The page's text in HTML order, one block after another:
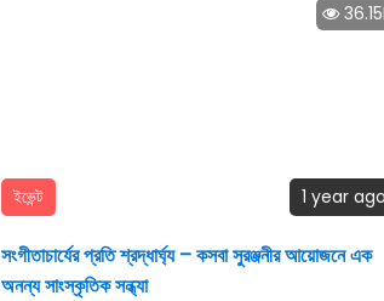
ইভেন্ট 1 year ago
সংগীতাচার্যের প্রতি শ্রদ্ধার্ঘ্য – কসবা সুরঞ্জনীর আয়োজনে এক
অনন্য সাংস্কৃতিক সন্ধ্যা